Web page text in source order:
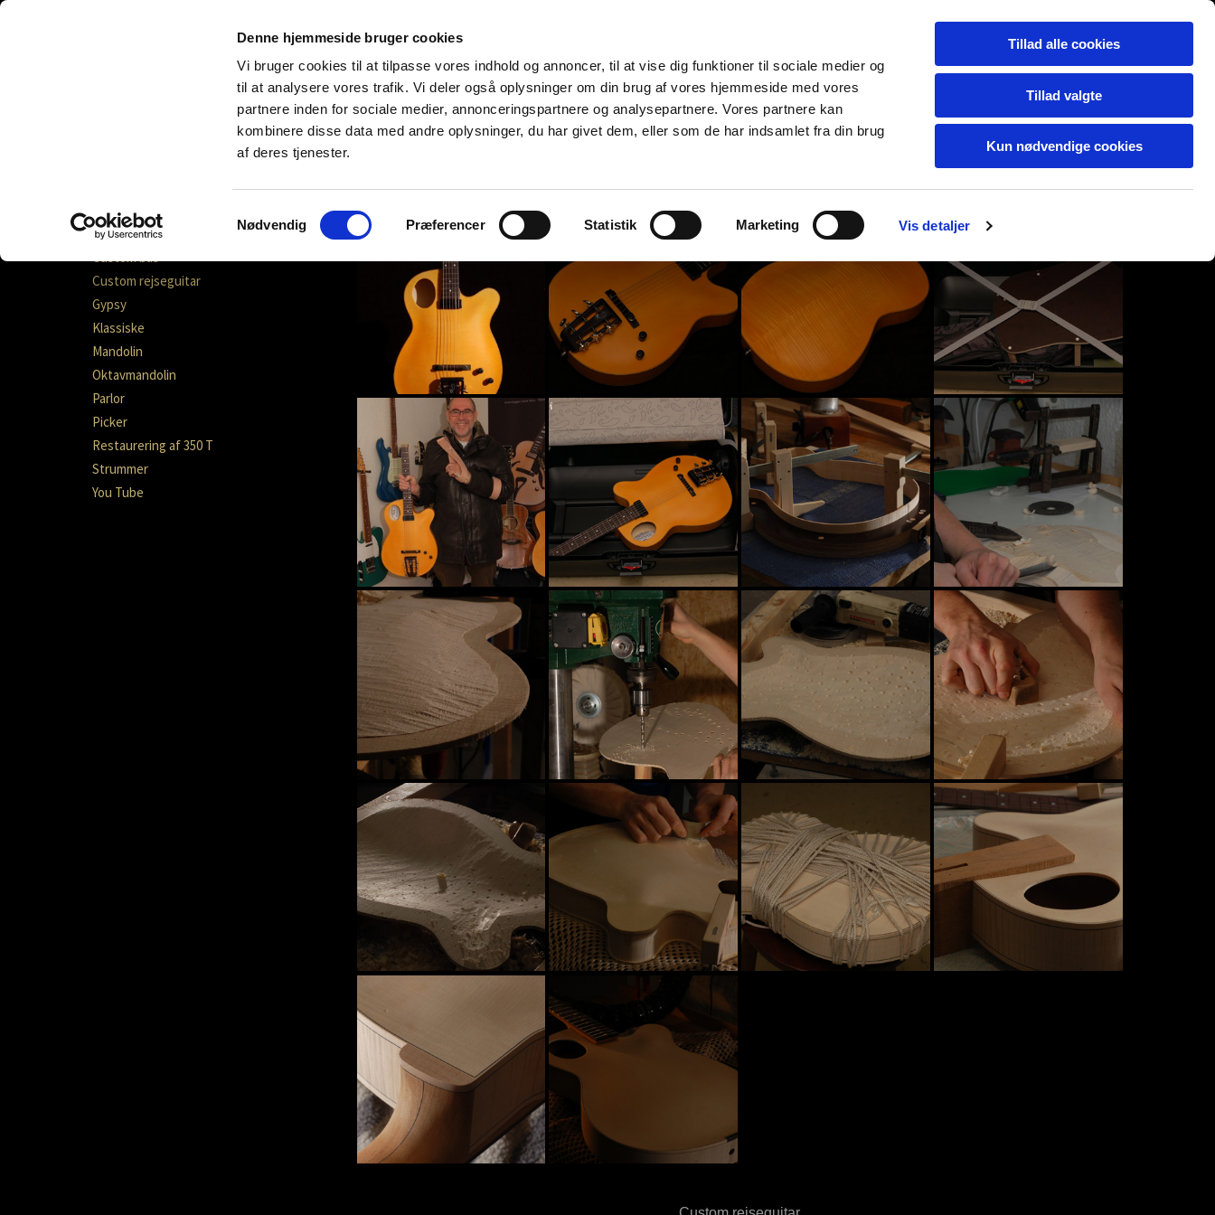
Denne hjemmeside bruger cookies
Vi bruger cookies til at tilpasse vores indhold og annoncer, til at vise dig funktioner til sociale medier og
til at analysere vores trafik. Vi deler også oplysninger om din brug af vores hjemmeside med vores
partnere inden for sociale medier, annonceringspartnere og analysepartnere. Vores partnere kan
kombinere disse data med andre oplysninger, du har givet dem, eller som de har indsamlet fra din brug
af deres tjenester.
Nødvendig Præferencer Statistik Marketing Vis detaljer
Tillad alle cookies
Tillad valgte
Kun nødvendige cookies
Instrumenter Reparation
Archtops
Custom Copenhagener
Custom bas
Custom rejseguitar
Gypsy
Klassiske
Mandolin
Oktavmandolin
Parlor
Picker
Restaurering af 350 T
Strummer
You Tube